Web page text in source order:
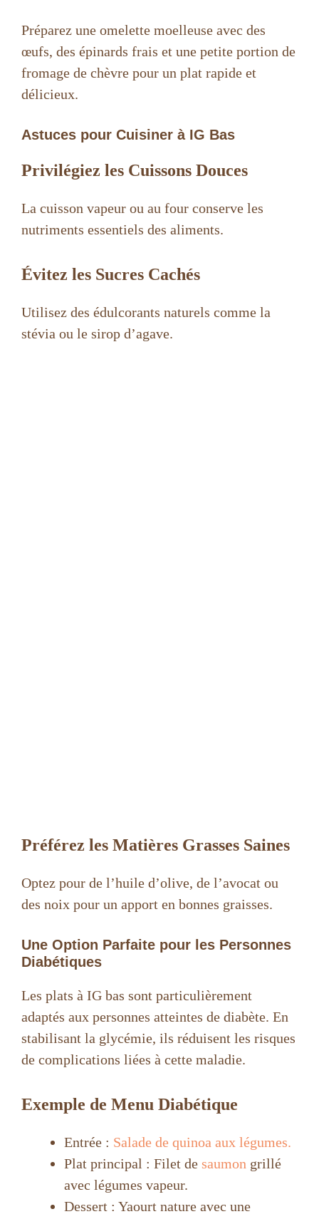
Préparez une omelette moelleuse avec des
œufs, des épinards frais et une petite portion de
fromage de chèvre pour un plat rapide et
délicieux.
Astuces pour Cuisiner à IG Bas
Privilégiez les Cuissons Douces
La cuisson vapeur ou au four conserve les
nutriments essentiels des aliments.
Évitez les Sucres Cachés
Utilisez des édulcorants naturels comme la
stévia ou le sirop d’agave.
Préférez les Matières Grasses Saines
Optez pour de l’huile d’olive, de l’avocat ou
des noix pour un apport en bonnes graisses.
Une Option Parfaite pour les Personnes
Diabétiques
Les plats à IG bas sont particulièrement
adaptés aux personnes atteintes de diabète. En
stabilisant la glycémie, ils réduisent les risques
de complications liées à cette maladie.
Exemple de Menu Diabétique
Entrée : Salade de quinoa aux légumes.
Plat principal : Filet de saumon grillé
avec légumes vapeur.
Dessert : Yaourt nature avec une